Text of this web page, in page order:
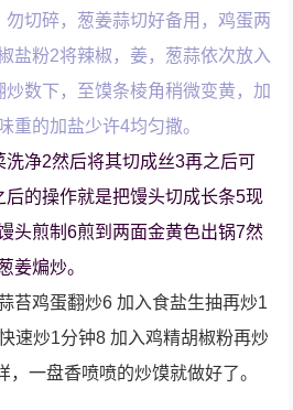
勿切碎，葱姜蒜切好备用，鸡蛋两
盐粉2将辣椒，姜，葱蒜依次放入
数下，至馍条棱角稍微变黄，加
重的加盐少许4均匀撒。
洗净2然后将其切成丝3再之后可
的操作就是把馒头切成长条5现
头煎制6煎到两面金黄色出锅7然
姜煸炒。
苔鸡蛋翻炒6 加入食盐生抽再炒1
速炒1分钟8 加入鸡精胡椒粉再炒
，一盘香喷喷的炒馍就做好了。